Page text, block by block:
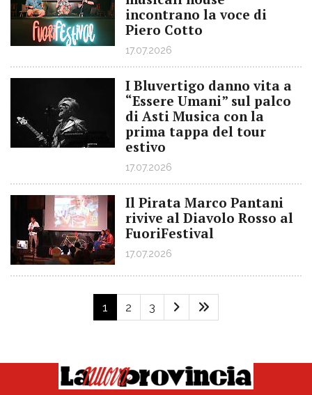
incontrano la voce di
Piero Cotto
17.07.2026
I Bluvertigo danno vita a
“Essere Umani” sul palco
di Asti Musica con la
prima tappa del tour
estivo
17.07.2026
Il Pirata Marco Pantani
rivive al Diavolo Rosso al
FuoriFestival
17.07.2026
1 2 3